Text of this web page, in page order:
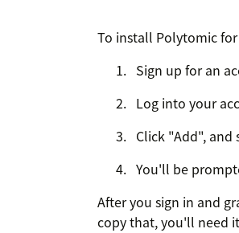
To install Polytomic
Sign up for an
Log into your
Click "Add",
You'll be
After you sign in and
copy that, you'll need